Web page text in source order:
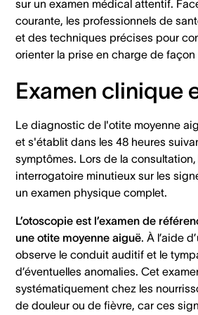
sur un examen médical attentif.
courante, les professionnels de
et des techniques précises pour
orienter la prise en charge de
Examen clinique
Le diagnostic de l'otite moyenne
et s'établit dans les 48 heures
symptômes. Lors de la
interrogatoire minutieux sur les
un examen physique complet.
L’otoscopie est l’examen de
une otite moyenne aiguë. À l’aide
observe le conduit auditif et le
d’éventuelles anomalies. Cet
systématiquement chez les
de douleur ou de fièvre, car ces